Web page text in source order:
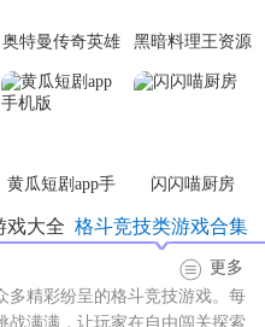
技场上的最后幸存者。
需要击败敌人，获得赏金之
向胜利。
毁对方金库的一方获胜。
了足球和枪炮的元素。玩家
获得胜利。
奥特曼传奇英雄
体验服
黑暗料理王资源
无限
黄瓜短剧app手
机版
闪闪喵厨房
格斗竞技类游戏合集
戏大全
更多
多精彩纷呈的格斗竞技游戏。每
战满满，让玩家在自由闯关探索